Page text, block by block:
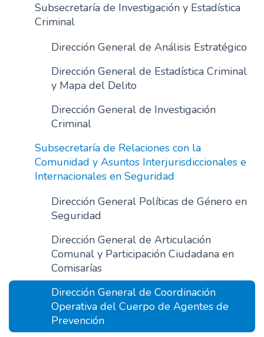
p
i
c
i
a
Subsecretaría de Investigación y Estadística
Criminal
Dirección General de Análisis Estratégico
Dirección General de Estadística Criminal
y Mapa del Delito
Dirección General de Investigación
Criminal
Subsecretaría de Relaciones con la
Comunidad y Asuntos Interjurisdiccionales e
Internacionales en Seguridad
Dirección General Políticas de Género en
Seguridad
Dirección General de Articulación
Comunal y Participación Ciudadana en
Comisarías
Dirección General de Coordinación
Operativa del Cuerpo de Agentes de
Prevención